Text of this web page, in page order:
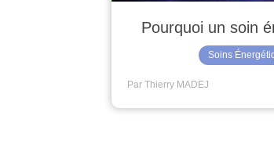
Pourquoi un soin
Soins
Par Thierry MADEJ